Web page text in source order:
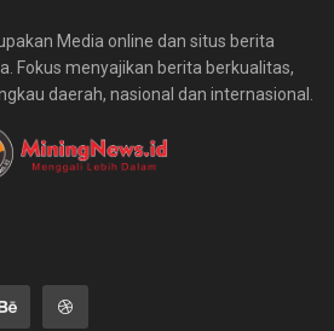
Media online dan situs berita
Fokus menyajikan berita berkualitas,
daerah, nasional dan internasional.